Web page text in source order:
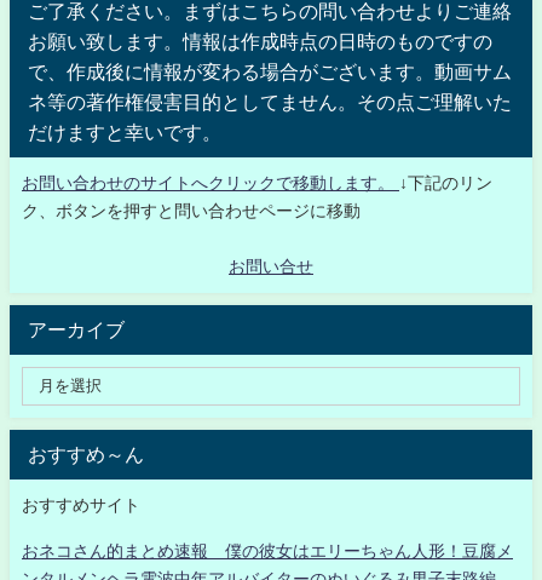
ご了承ください。まずはこちらの問い合わせよりご連絡
お願い致します。情報は作成時点の日時のものですの
で、作成後に情報が変わる場合がございます。動画サム
ネ等の著作権侵害目的としてません。その点ご理解いた
だけますと幸いです。
お問い合わせのサイトへクリックで移動します。
↓下記のリン
ク、ボタンを押すと問い合わせページに移動
お問い合せ
アーカイブ
おすすめ～ん
おすすめサイト
おネコさん的まとめ速報 僕の彼女はエリーちゃん人形！豆腐メ